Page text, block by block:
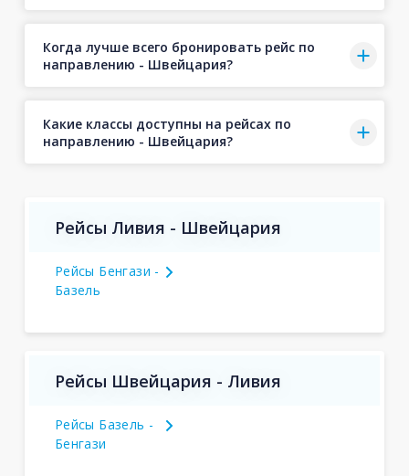
Когда лучше всего бронировать рейс по
направлению - Швейцария?
Какие классы доступны на рейсах по
направлению - Швейцария?
Рейсы Ливия - Швейцария
Рейсы Бенгази -
Базель
Рейсы Швейцария - Ливия
Рейсы Базель -
Бенгази